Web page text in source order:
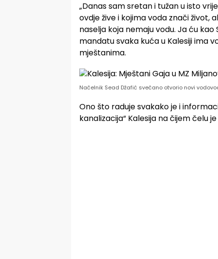
„Danas sam sretan i tužan u isto
ovdje žive i kojima voda znači život,
naselja koja nemaju vodu. Ja ću
mandatu svaka kuća u Kalesiji ima
mještanima.
Načelnik Sead Džafić svečano otvorio novi
Ono što raduje svakako je i
kanalizacija“ Kalesija na čijem čelu